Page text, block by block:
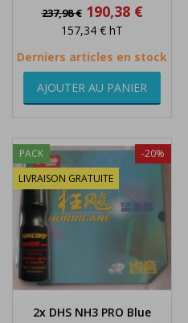
Prix
base
237,98 € Prix
190,38 €
157,34 € hT
Derniers articles en stock
AJOUTER AU PANIER
PACK
LIVRAISON GRATUITE
2x DHS NH3 PRO Blue
-20%